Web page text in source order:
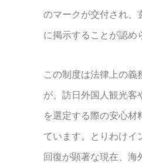
のマークが交付され、
に掲示することが認め
この制度は法律上の義
が、訪日外国人観光客
を選定する際の安心材
ています。とりわけイ
回復が顕著な現在、海